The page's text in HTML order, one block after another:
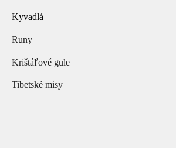
Kyvadlá
Runy
Krištáľové gule
Tibetské misy